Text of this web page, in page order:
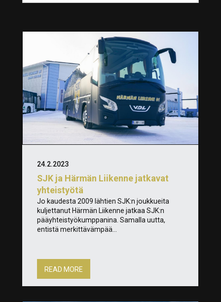
SJK ja Härmän Liikenne jatkavat
yhteistyötä
24.2.2023
Jo kaudesta 2009 lähtien SJK:n joukkueita
kuljettanut Härmän Liikenne jatkaa SJK:n
pääyhteistyökumppanina. Samalla uutta,
entistä merkittävämpää...
READ MORE